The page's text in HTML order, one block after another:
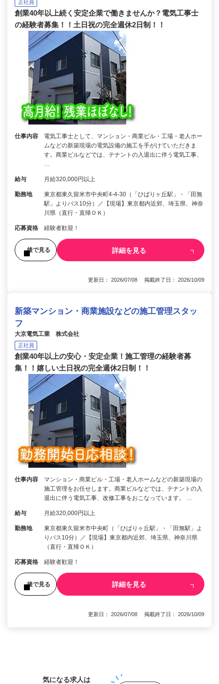
正社員
創業40年以上続く安定企業で働きませんか？電気工事士
の経験者募集！！土日祝の完全週休2日制！！
仕事内容
電気工事士として、マンション・商業ビル・工場・老人ホー
ムなどの新築現場の電気設備の施工を手がけていただきま
す。商業ビルなどでは、テナントの入退出に伴う電気工事、
…
給与 月給320,000円以上
勤務地
東京都東久留米市中央町4-4-30（「ひばりヶ丘駅」・「田無
駅」よりバス10分）／【現場】東京都内近郊、埼玉県、神奈
川県（直行・直帰ＯＫ）
応募資格 経験者歓迎！
後で見る 詳細を見る
更新日： 2026/07/08 掲載終了日： 2026/10/09
新築マンション・商業施設などの施工管理スタッ
フ
大京電気工業 株式会社
正社員
創業40年以上の安心・安定企業！施工管理の経験者募
集！！嬉しい土日祝の完全週休2日制！！
仕事内容
マンション・商業ビル・工場・老人ホームなどの新築現場の
施工管理をお任せします。商業ビルなどでは、テナントの入
退出に伴う電気工事、改修工事をおこなっています。 …
給与 月給320,000円以上
勤務地
東京都東久留米市中央町（「ひばりヶ丘駅」・「田無駅」よ
りバス10分）／【現場】東京都内近郊、埼玉県、神奈川県
（直行・直帰ＯＫ）
応募資格 経験者歓迎！
後で見る 詳細を見る
更新日： 2026/07/08 掲載終了日： 2026/10/09
気になる求人は